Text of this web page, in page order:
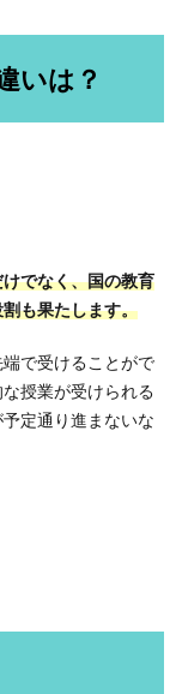
いは？
でなく、国の教育
も果たします。
で受けることがで
授業が受けられる
定通り進まないな